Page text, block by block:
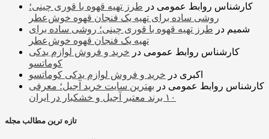
کارشناس روابط عمومی در طرز تهیه قهوه با قوری چینی؛
روشی ساده برای تهیه یک فنجان قهوه خوش‌عطر
شمیم در طرز تهیه قهوه با قوری چینی؛ روشی ساده برای
تهیه یک فنجان قهوه خوش‌عطر
کارشناس روابط عمومی در خرید و فروش لوازم یدکی
کوماتسو
اکبری در خرید و فروش لوازم یدکی کوماتسو
کارشناس روابط عمومی در بهترین سایت خرید آجیل؛ معرفی
۱۰ برند معتبر آجیل و خشکبار در ایران
تازه ترین مطالب مجله